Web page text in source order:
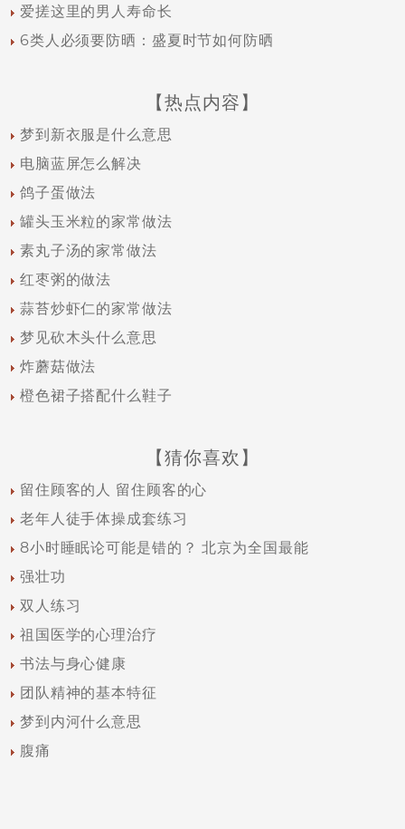
爱搓这里的男人寿命长
6类人必须要防晒：盛夏时节如何防晒
【热点内容】
梦到新衣服是什么意思
电脑蓝屏怎么解决
鸽子蛋做法
罐头玉米粒的家常做法
素丸子汤的家常做法
红枣粥的做法
蒜苔炒虾仁的家常做法
梦见砍木头什么意思
炸蘑菇做法
橙色裙子搭配什么鞋子
【猜你喜欢】
留住顾客的人 留住顾客的心
老年人徒手体操成套练习
8小时睡眠论可能是错的？ 北京为全国最能
强壮功
双人练习
祖国医学的心理治疗
书法与身心健康
团队精神的基本特征
梦到内河什么意思
腹痛